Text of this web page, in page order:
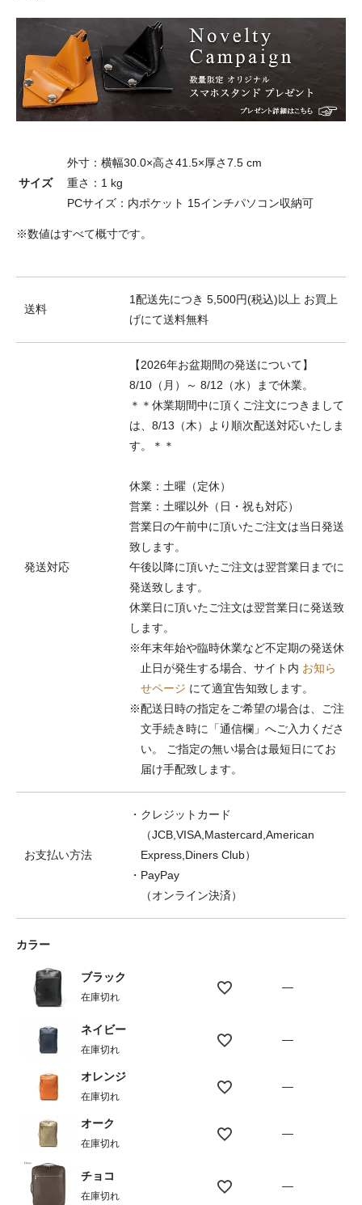
サイズ
外寸：横幅30.0×高さ41.5×厚さ7.5 cm
重さ：1 kg
PCサイズ：内ポケット 15インチパソコン収納可
※数値はすべて概寸です。
送料
1配送先につき 5,500円(税込)以上 お買上
げにて送料無料
発送対応
【2026年お盆期間の発送について】
8/10（月）～ 8/12（水）まで休業。
＊＊休業期間中に頂くご注文につきまして
は、8/13（木）より順次配送対応いたしま
す。＊＊
休業：土曜（定休）
営業：土曜以外（日・祝も対応）
営業日の午前中に頂いたご注文は当日発送
致します。
午後以降に頂いたご注文は翌営業日までに
発送致します。
休業日に頂いたご注文は翌営業日に発送致
します。
※年末年始や臨時休業など不定期の発送休
止日が発生する場合、サイト内 お知ら
せページ にて適宜告知致します。
※配送日時の指定をご希望の場合は、ご注
文手続き時に「通信欄」へご入力くださ
い。 ご指定の無い場合は最短日にてお
届け手配致します。
お支払い方法
・クレジットカード
（JCB,VISA,Mastercard,American
Express,Diners Club）
・PayPay
（オンライン決済）
カラー
ブラック
在庫切れ
—
ネイビー
在庫切れ
—
オレンジ
在庫切れ
—
オーク
在庫切れ
—
チョコ
在庫切れ
—